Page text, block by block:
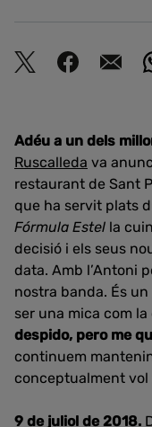
Adéu a un dels
Ruscalleda va
restaurant de Sant
que ha servit plats
Fórmula Estel la
decisió i els seus
data. Amb l’Antoni
nostra banda. És
ser una mica com la
despido, pero me
continuem
conceptualment vol
9 de juliol de 2018.